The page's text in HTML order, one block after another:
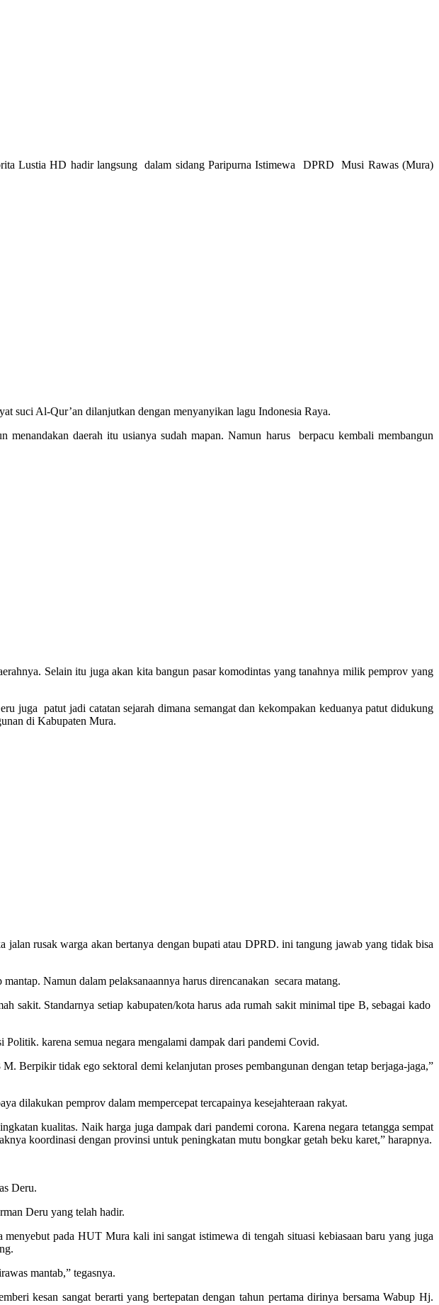
Lustia HD hadir langsung dalam sidang Paripurna Istimewa DPRD Musi Rawas (Mura)
suci Al-Qur’an dilanjutkan dengan menyanyikan lagu Indonesia Raya.
daerah itu usianya sudah mapan. Namun harus berpacu kembali membangun
Selain itu juga akan kita bangun pasar komodintas yang tanahnya milik pemprov yang
juga patut jadi catatan sejarah dimana semangat dan kekompakan keduanya patut didukung
di Kabupaten Mura.
jalan rusak warga akan bertanya dengan bupati atau DPRD. ini tangung jawab yang tidak bisa
Namun dalam pelaksanaannya harus direncanakan secara matang.
sakit. Standarnya setiap kabupaten/kota harus ada rumah sakit minimal tipe B, sebagai kado
karena semua negara mengalami dampak dari pandemi Covid.
Berpikir tidak ego sektoral demi kelanjutan proses pembangunan dengan tetap berjaga-jaga,”
dilakukan pemprov dalam mempercepat tercapainya kesejahteraan rakyat.
kualitas. Naik harga juga dampak dari pandemi corona. Karena negara tetangga sempat
koordinasi dengan provinsi untuk peningkatan mutu bongkar getah beku karet,” harapnya.
Deru.
Deru yang telah hadir.
pada HUT Mura kali ini sangat istimewa di tengah situasi kebiasaan baru yang juga
mantab,” tegasnya.
kesan sangat berarti yang bertepatan dengan tahun pertama dirinya bersama Wabup Hj.